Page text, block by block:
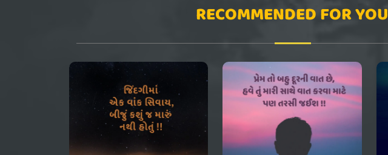
RECOMMENDED FOR YOU